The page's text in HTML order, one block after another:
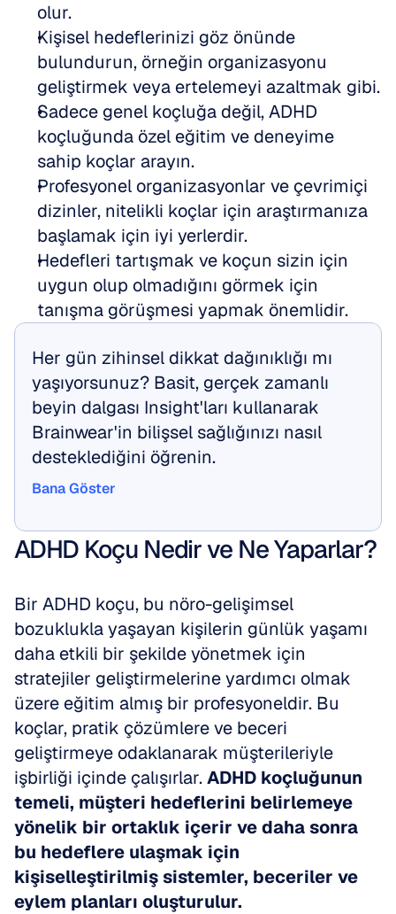
olur.
Kişisel hedeflerinizi göz önünde
bulundurun, örneğin organizasyonu
Sadece genel koçluğa değil, ADHD
koçluğunda özel eğitim ve deneyime
sahip koçlar arayın.
Profesyonel organizasyonlar ve çevrimiçi
dizinler, nitelikli koçlar için araştırmanıza
başlamak için iyi yerlerdir.
Hedefleri tartışmak ve koçun sizin için
uygun olup olmadığını görmek için
tanışma görüşmesi yapmak önemlidir.
Her gün zihinsel dikkat dağınıklığı mı
yaşıyorsunuz? Basit, gerçek zamanlı
beyin dalgası Insight'ları kullanarak
Brainwear'in bilişsel sağlığınızı nasıl
desteklediğini öğrenin.
Bana Göster
ADHD Koçu Nedir ve Ne Yaparlar?
Bir ADHD koçu, bu nöro-gelişimsel
bozuklukla yaşayan kişilerin günlük yaşamı
daha etkili bir şekilde yönetmek için
stratejiler geliştirmelerine yardımcı olmak
üzere eğitim almış bir profesyoneldir. Bu
koçlar, pratik çözümlere ve beceri
geliştirmeye odaklanarak müşterileriyle
işbirliği içinde çalışırlar. ADHD koçluğunun
temeli, müşteri hedeflerini belirlemeye
yönelik bir ortaklık içerir ve daha sonra
bu hedeflere ulaşmak için
kişiselleştirilmiş sistemler, beceriler ve
eylem planları oluşturulur.